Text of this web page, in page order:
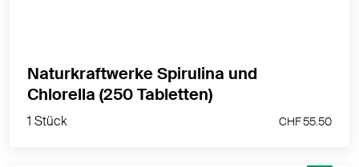
1 Stück
Naturkraftwerke Spirulina und
Chlorella (250 Tabletten)
1 Stück CHF 55.50